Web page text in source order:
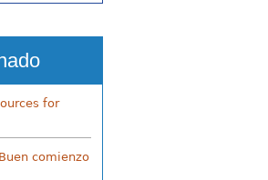
for
comienzo